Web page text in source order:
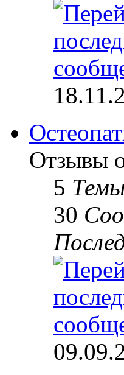
Отзывы
5 Темы
30